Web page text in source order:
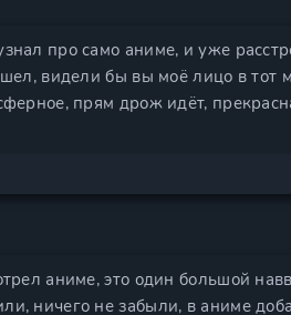
про само аниме, и уже
видели бы вы моё лицо в тот
прям дрож идёт,
аниме, это один большой
ничего не забыли, в аниме